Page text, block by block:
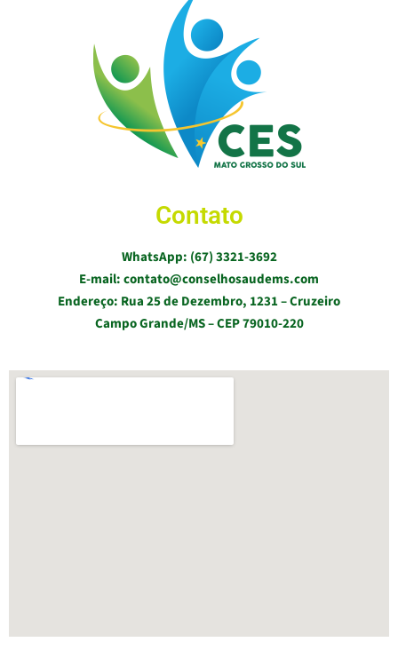
Contato
WhatsApp: (67) 3321-3692
E-mail: contato@conselhosaudems.com
Endereço: Rua 25 de Dezembro, 1231 – Cruzeiro
Campo Grande/MS – CEP 79010-220